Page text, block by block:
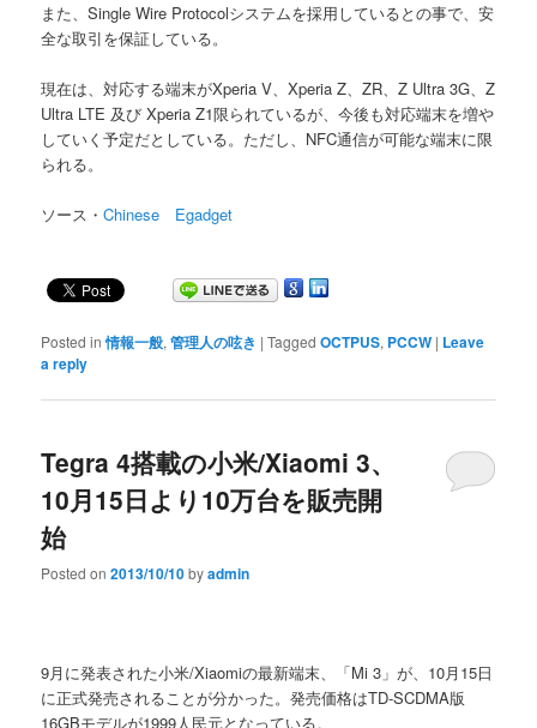
また、Single Wire Protocolシステムを採用しているとの事で、安
全な取引を保証している。
現在は、対応する端末がXperia V、Xperia Z、ZR、Z Ultra 3G、Z
Ultra LTE 及び Xperia Z1限られているが、今後も対応端末を増や
していく予定だとしている。ただし、NFC通信が可能な端末に限
られる。
ソース・Chinese Egadget
Posted in 情報一般,管理人の呟き |Tagged OCTPUS, PCCW | Leave
a reply
Tegra 4搭載の小米/Xiaomi 3、
10月15日より10万台を販売開
始
Posted on2013/10/10byadmin
9月に発表された小米/Xiaomiの最新端末、「Mi 3」が、10月15日
に正式発売されることが分かった。発売価格はTD-SCDMA版
16GBモデルが1999人民元となっている。